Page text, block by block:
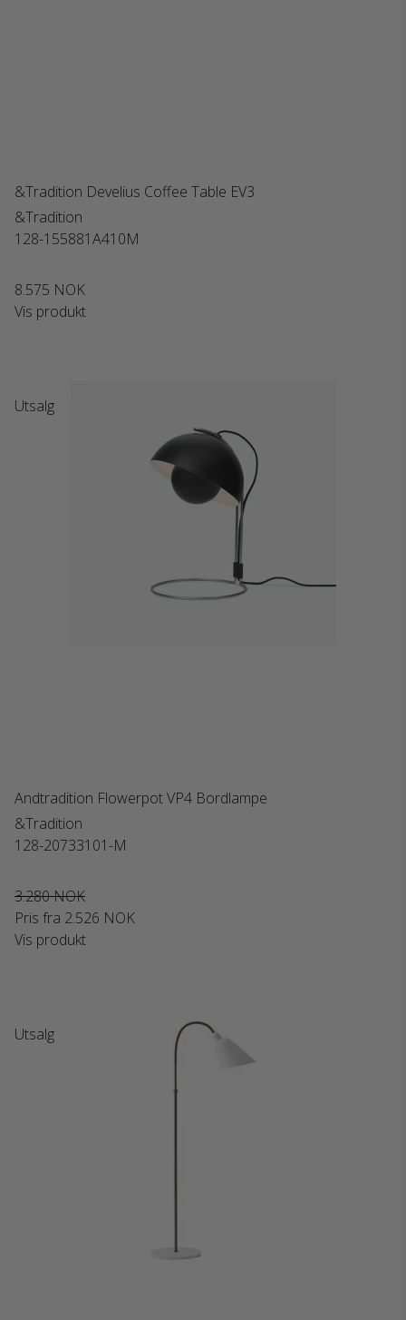
&Tradition Develius Coffee Table EV3
&Tradition
128-155881A410M
8.575 NOK
Vis produkt
Utsalg
Andtradition Flowerpot VP4 Bordlampe
&Tradition
128-20733101-M
3.280 NOK
Pris fra 2.526 NOK
Vis produkt
Utsalg